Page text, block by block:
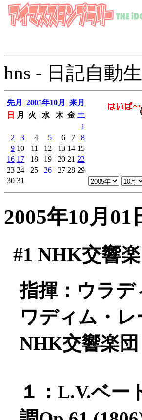
hns - 日記自動
先月 2005年10月
来月
日
月 火 水 木 金 土
1
2
3 4 5 6 7
8
9 10 11 12 13 14 15
16 17 18 19 20 21 22
23 24 25 26 27 28 29
30 31
2005年10月01
#1 NHK交響
指揮：ウラ
ワディム・
NHK交響楽団
１：L.V.ベ